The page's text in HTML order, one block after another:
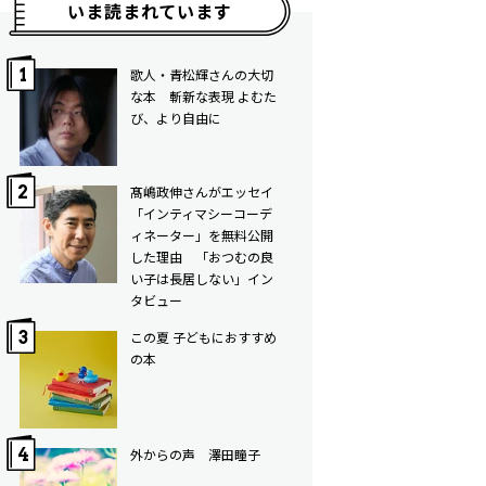
いま読まれています
歌人・青松輝さんの大切
な本 斬新な表現 よむた
び、より自由に
髙嶋政伸さんがエッセイ
「インティマシーコーデ
ィネーター」を無料公開
した理由 「おつむの良
い子は長居しない」イン
タビュー
この夏 子どもにおすすめ
の本
外からの声 澤田瞳子